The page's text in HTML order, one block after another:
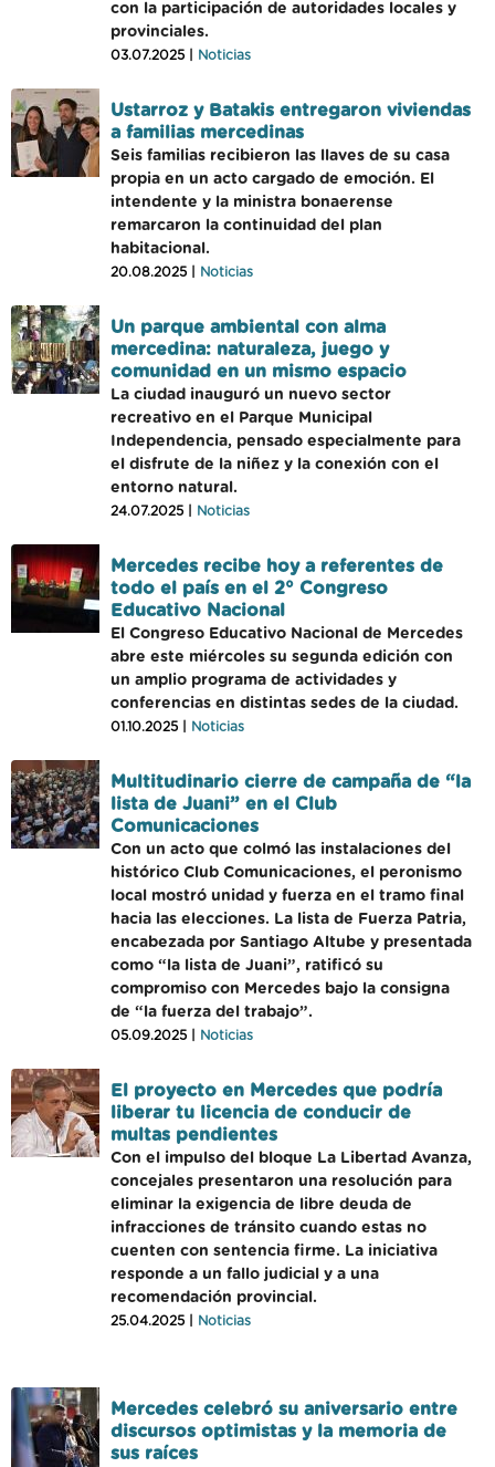
con la participación de autoridades locales y
provinciales.
03.07.2025 | Noticias
Ustarroz y Batakis entregaron viviendas
a familias mercedinas
Seis familias recibieron las llaves de su casa
propia en un acto cargado de emoción. El
intendente y la ministra bonaerense
remarcaron la continuidad del plan
habitacional.
20.08.2025 | Noticias
Un parque ambiental con alma
mercedina: naturaleza, juego y
comunidad en un mismo espacio
La ciudad inauguró un nuevo sector
recreativo en el Parque Municipal
Independencia, pensado especialmente para
el disfrute de la niñez y la conexión con el
entorno natural.
24.07.2025 | Noticias
Mercedes recibe hoy a referentes de
todo el país en el 2° Congreso
Educativo Nacional
El Congreso Educativo Nacional de Mercedes
abre este miércoles su segunda edición con
un amplio programa de actividades y
conferencias en distintas sedes de la ciudad.
01.10.2025 | Noticias
Multitudinario cierre de campaña de “la
lista de Juani” en el Club
Comunicaciones
Con un acto que colmó las instalaciones del
histórico Club Comunicaciones, el peronismo
local mostró unidad y fuerza en el tramo final
hacia las elecciones. La lista de Fuerza Patria,
encabezada por Santiago Altube y presentada
como “la lista de Juani”, ratificó su
compromiso con Mercedes bajo la consigna
de “la fuerza del trabajo”.
05.09.2025 | Noticias
El proyecto en Mercedes que podría
liberar tu licencia de conducir de
multas pendientes
Con el impulso del bloque La Libertad Avanza,
concejales presentaron una resolución para
eliminar la exigencia de libre deuda de
infracciones de tránsito cuando estas no
cuenten con sentencia firme. La iniciativa
responde a un fallo judicial y a una
recomendación provincial.
25.04.2025 | Noticias
Mercedes celebró su aniversario entre
discursos optimistas y la memoria de
sus raíces